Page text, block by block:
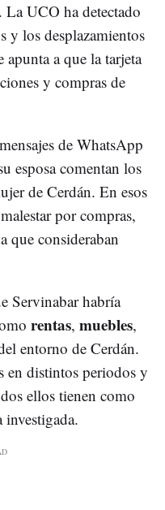
UCO ha detectado
y los desplazamientos
a que la tarjeta
y compras de
de WhatsApp
esposa comentan los
de Cerdán. En esos
por compras,
que consideraban
Servinabar habría
rentas, muebles,
entorno de Cerdán.
en distintos periodos y
ellos tienen como